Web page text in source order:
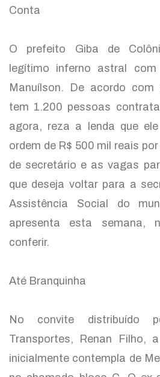
Conta
O prefeito Giba de
legítimo inferno astral
Manuílson. De acordo
tem 1.200 pessoas
agora, reza a lenda que
ordem de R$ 500 mil reais
de secretário e as vagas
que deseja voltar para a
Assistência Social do
apresenta esta semana,
conferir.
Até Branquinha
No convite distribuído
Transportes, Renan Filho,
inicialmente contempla de